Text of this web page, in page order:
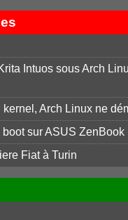
Intuos sous Arch
Arch Linux ne
sur ASUS ZenBook
Fiat à Turin